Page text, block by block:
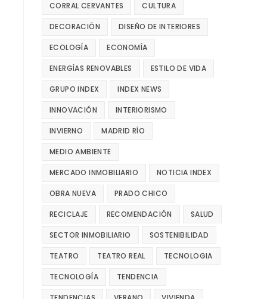
CORRAL CERVANTES CULTURA
DECORACIÓN DISEÑO DE INTERIORES
ECOLOGÍA ECONOMÍA
ENERGÍAS RENOVABLES ESTILO DE VIDA
GRUPO INDEX INDEX NEWS
INNOVACIÓN INTERIORISMO
INVIERNO MADRID RÍO
MEDIO AMBIENTE
MERCADO INMOBILIARIO NOTICIA INDEX
OBRA NUEVA PRADO CHICO
RECICLAJE RECOMENDACIÓN SALUD
SECTOR INMOBILIARIO SOSTENIBILIDAD
TEATRO TEATRO REAL TECNOLOGIA
TECNOLOGÍA TENDENCIA